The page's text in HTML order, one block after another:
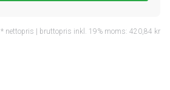
* nettopris | bruttopris inkl. 19% moms: 420,84 kr